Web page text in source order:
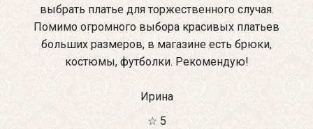
выбрать платье для торжественного случая.
Помимо огромного выбора красивых платьев
больших размеров, в магазине есть брюки,
костюмы, футболки. Рекомендую!
Ирина
☆ 5